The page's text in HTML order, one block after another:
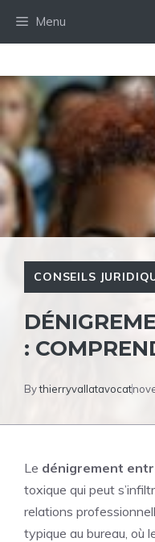
Menu
CONSEILS
:
Bythierryvallatavocat
Le dénigrement
toxique qui peut
relations
typique au bureau, où